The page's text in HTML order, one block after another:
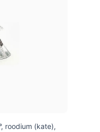
roodium (kate),